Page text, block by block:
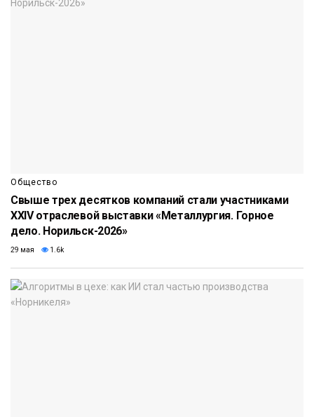
Общество
Свыше трех десятков компаний стали участниками
XXIV отраслевой выставки «Металлургия. Горное
дело. Норильск-2026»
29 мая 1.6k